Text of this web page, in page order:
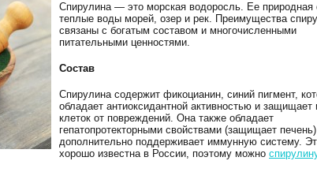
Спирулина — это морская водоросль. Ее
теплые воды морей, озер и рек. Преимущества
связаны с богатым составом и многочисленными
питательными ценностями.
Состав
Спирулина содержит фикоцианин, синий пигмент,
обладает антиоксидантной активностью и
клеток от повреждений. Она также обладает
гепатопротекторными свойствами (защищает
дополнительно поддерживает иммунную систему.
хорошо известна в России, поэтому можно